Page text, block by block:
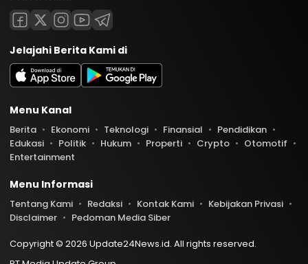
Jelajahi Berita Kami di
Menu Kanal
Berita Ekonomi Teknologi Finansial
Pendidikan
Edukasi
Politik Hukum Properti Crypto
Otomotif
Entertainment
Menu Informasi
Tentang Kami Redaksi Kontak Kami
Kebijakan Privasi
Disclaimer
Pedoman Media Siber
Copyright © 2026 Update24News.id. All rights reserved.